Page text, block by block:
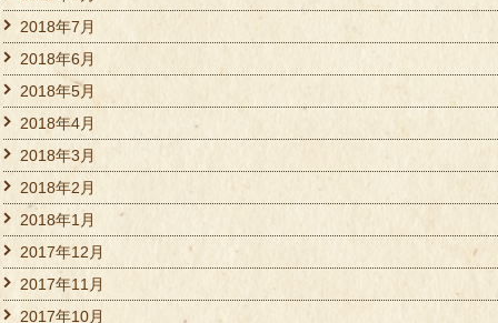
2018年7月
2018年6月
2018年5月
2018年4月
2018年3月
2018年2月
2018年1月
2017年12月
2017年11月
2017年10月